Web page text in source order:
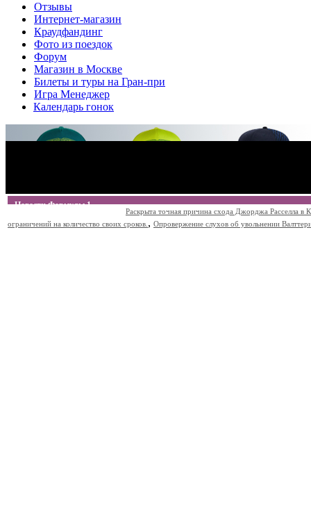
Отзывы
Интернет-магазин
Краудфандинг
Фото из поездок
Форум
Магазин в Москве
Билеты и туры на Гран-при
Игра Менеджер
Календарь гонок
Новости Формулы 1
Раскрыта точная причина схода Джорджа Расселла в
ограничений на количество своих сроков. , Опровержение слухов об увольнении